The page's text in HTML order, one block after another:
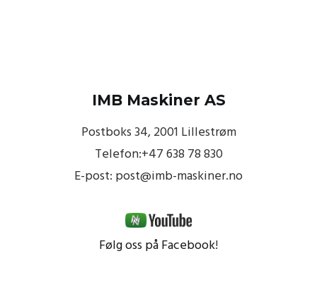
IMB Maskiner AS
Postboks 34, 2001 Lillestrøm
Telefon:+47 638 78 830
E-post: post@imb-maskiner.no
Følg oss på Facebook!